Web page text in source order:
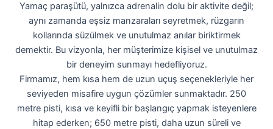
Yamaç paraşütü, yalnızca adrenalin dolu bir aktivite değil;
aynı zamanda eşsiz manzaraları seyretmek, rüzgarın
kollarında süzülmek ve unutulmaz anılar biriktirmek
demektir. Bu vizyonla, her müşterimize kişisel ve unutulmaz
bir deneyim sunmayı hedefliyoruz.
Firmamız, hem kısa hem de uzun uçuş seçenekleriyle her
seviyeden misafire uygun çözümler sunmaktadır. 250
metre pisti, kısa ve keyifli bir başlangıç yapmak isteyenlere
hitap ederken; 650 metre pisti, daha uzun süreli ve